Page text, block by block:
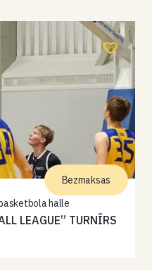
halle
LEAGUE” TURNĪRS
Bezmaksas